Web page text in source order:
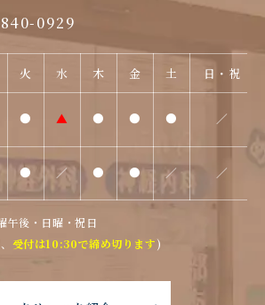
0929
火 水 木 金 土 日・祝
● ▲ ● ● ● ／
● ／ ● ● ／ ／
午後・日曜・祝日
受付は10:30で締め切ります)